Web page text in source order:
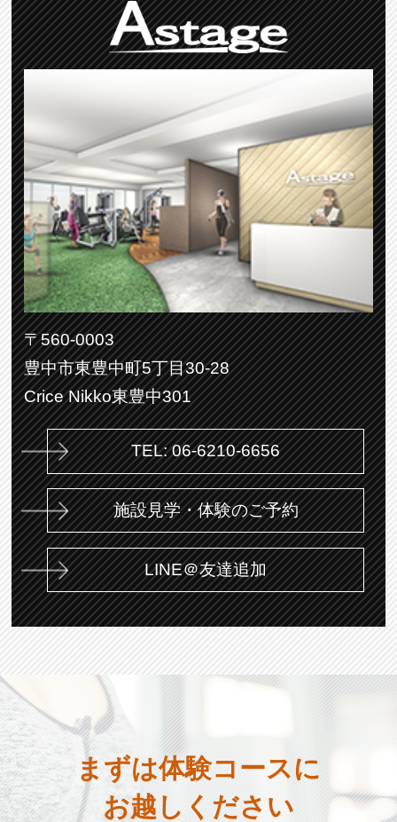
〒560-0003
豊中市東豊中町5丁目30-28
Crice Nikko東豊中301
TEL: 06-6210-6656
施設見学・体験のご予約
LINE＠友達追加
まずは体験コースに
お越しください